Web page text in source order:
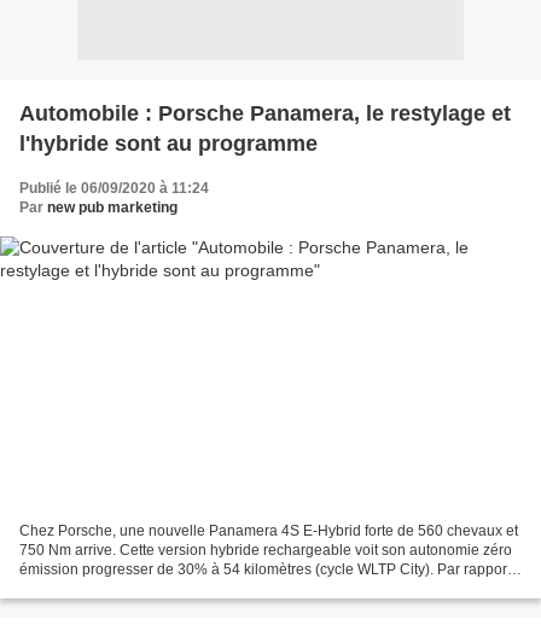
Automobile : Porsche Panamera, le restylage et
l'hybride sont au programme
Publié le 06/09/2020 à 11:24
Par new pub marketing
Chez Porsche, une nouvelle Panamera 4S E-Hybrid forte de 560 chevaux et
750 Nm arrive. Cette version hybride rechargeable voit son autonomie zéro
émission progresser de 30% à 54 kilomètres (cycle WLTP City). Par rapport